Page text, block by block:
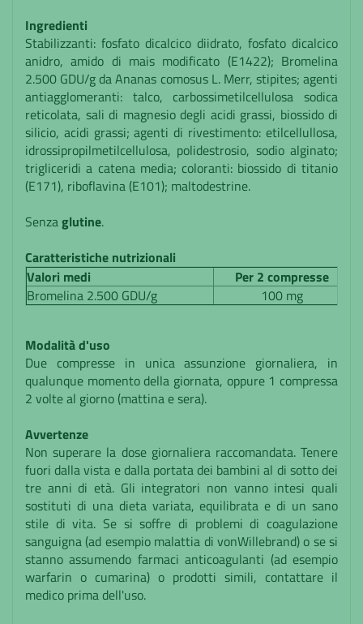
Ingredienti
Stabilizzanti: fosfato dicalcico diidrato, fosfato dicalcico
anidro, amido di mais modificato (E1422); Bromelina
2.500 GDU/g da Ananas comosus L. Merr, stipites; agenti
antiagglomeranti: talco, carbossimetilcellulosa sodica
reticolata, sali di magnesio degli acidi grassi, biossido di
silicio, acidi grassi; agenti di rivestimento: etilcellullosa,
idrossipropilmetilcellulosa, polidestrosio, sodio alginato;
trigliceridi a catena media; coloranti: biossido di titanio
(E171), riboflavina (E101); maltodestrine.
Senzaglutine.
Caratteristiche nutrizionali
Valori medi
Per 2 compresse
Bromelina 2.500 GDU/g
100 mg
Modalità d'uso
Due compresse in unica assunzione giornaliera, in
qualunque momento della giornata, oppure 1 compressa
2 volte al giorno (mattina e sera).
Avvertenze
Non superare la dose giornaliera raccomandata. Tenere
fuori dalla vista e dalla portata dei bambini al di sotto dei
tre anni di età. Gli integratori non vanno intesi quali
sostituti di una dieta variata, equilibrata e di un sano
stile di vita. Se si soffre di problemi di coagulazione
sanguigna (ad esempio malattia di vonWillebrand) o se si
stanno assumendo farmaci anticoagulanti (ad esempio
warfarin o cumarina) o prodotti simili, contattare il
medico prima dell'uso.